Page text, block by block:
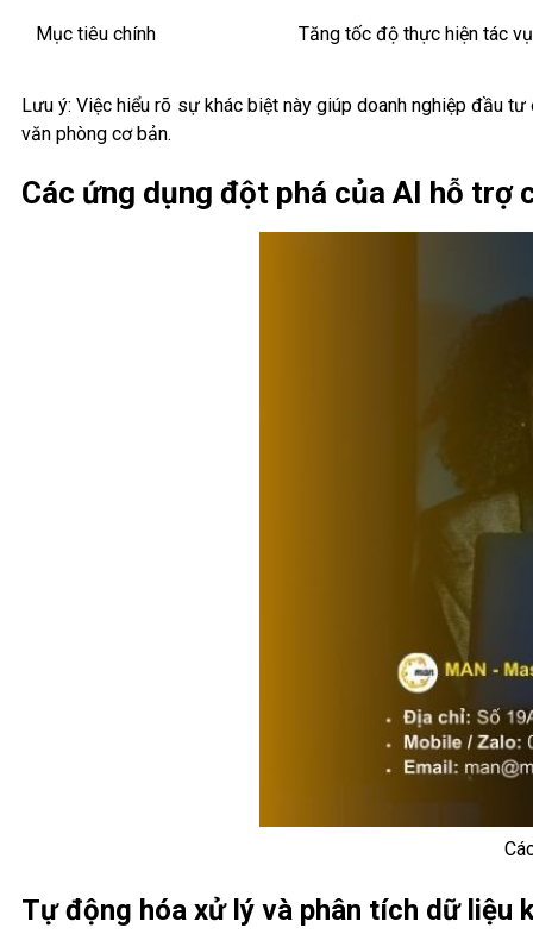
Mục tiêu chính Tăng tốc độ thực hiện tác
Lưu ý: Việc hiểu rõ sự khác biệt này giúp doanh nghiệp đầu
văn phòng cơ bản.
Các ứng dụng đột phá của AI hỗ trợ
Tự động hóa xử lý và phân tích dữ liệu